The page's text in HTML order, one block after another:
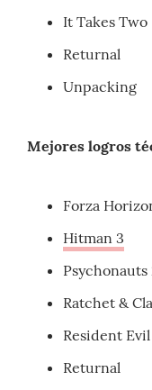
It Takes Two
Returnal
Unpacking
Mejores logros
Forza
Hitman 3
Psychonauts
Ratchet &
Resident
Returnal